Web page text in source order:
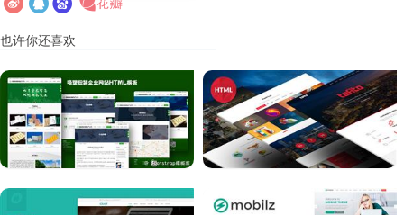
也许你还喜欢